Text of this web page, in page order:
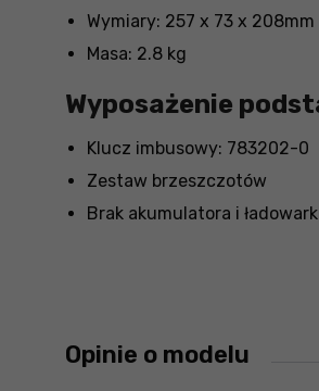
Wymiary: 257 x 73 x 208mm
Masa: 2.8 kg
Wyposażenie
Klucz imbusowy: 783202-0
Zestaw brzeszczotów
Brak akumulatora i
Opinie o modelu